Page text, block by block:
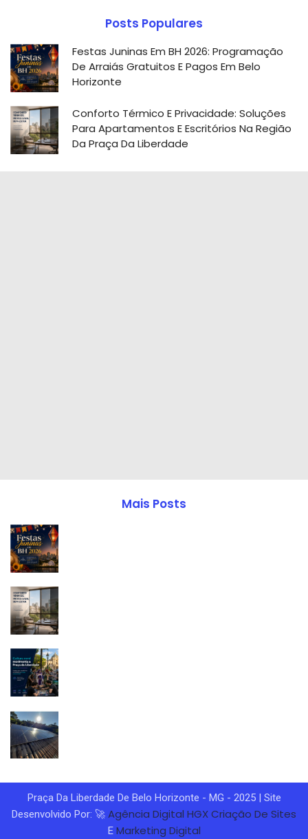
Posts Populares
Festas Juninas Em BH 2026: Programação
De Arraiás Gratuitos E Pagos Em Belo
Horizonte
Conforto Térmico E Privacidade: Soluções
Para Apartamentos E Escritórios Na Região
Da Praça Da Liberdade
Mais Posts
Praça Da Liberdade De Belo Horizonte - MG - 2025 | Site
Desenvolvido Por: 🚀 Agência Digital HGXCriação De Sites
E Marketing Digital